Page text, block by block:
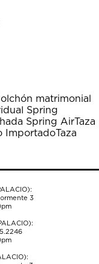
matrimonial
Spring
Spring AirTaza
ImportadoTaza
3